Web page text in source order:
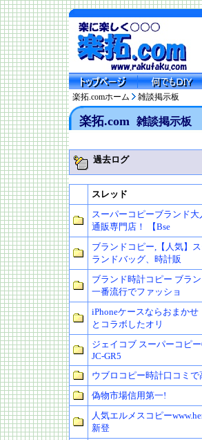
楽拓.comホーム 雑談掲示板
楽拓.com 雑談掲示板
過去ログ
スレッド
スーパーコピーブランド
通販専門店！ 【Bse
ブランドコピー,【人気】
ランドバッグ、時計販
ブランド時計コピー ブラ
一番流行でファッショ
iPhoneケースならおまかせ
とコラボしたオリ
ジェイコブ スーパーコピ
JC-GR5
ウブロコピー時計口コミで
偽物市場信用第一!
人気エルメスコピー
新登